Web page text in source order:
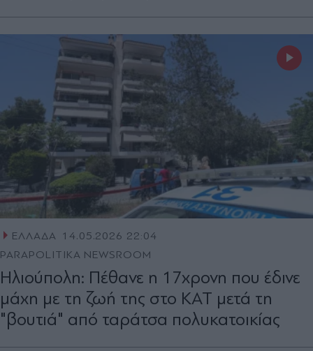
ΕΛΛΑΔΑ 14.05.2026 22:04
PARAPOLITIKA NEWSROOM
Ηλιούπολη: Πέθανε η 17χρονη που έδινε
μάχη με τη ζωή της στο ΚΑΤ μετά τη
"βουτιά" από ταράτσα πολυκατοικίας